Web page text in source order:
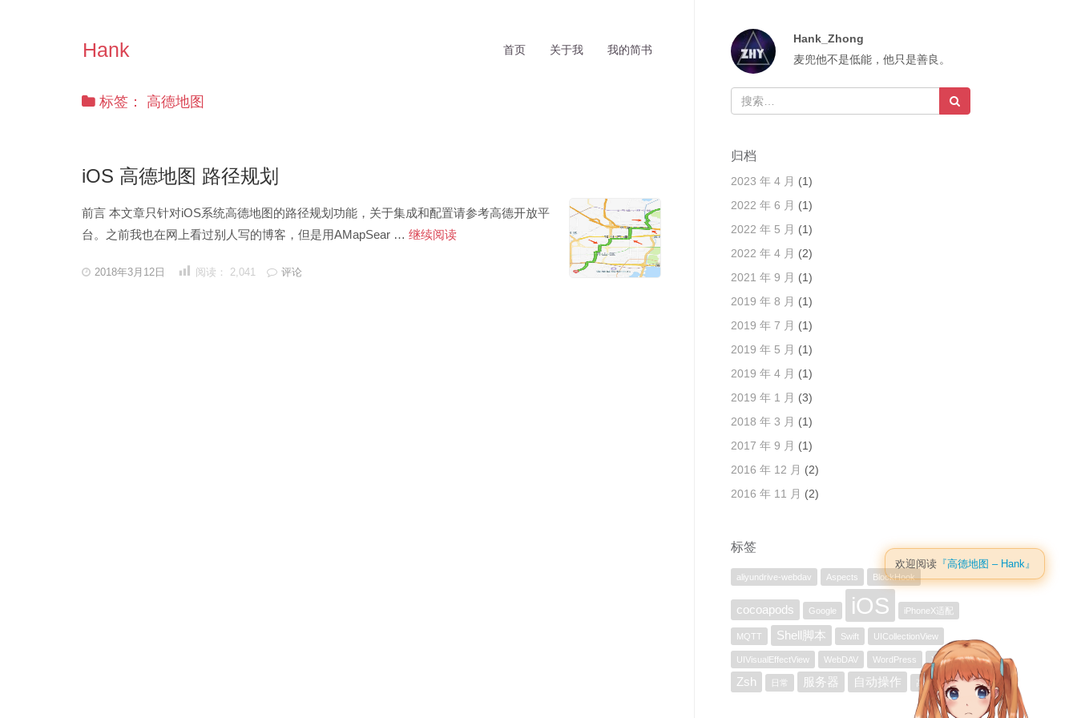
Hank 首页 关于我 我的简书
标签： 高德地图
iOS 高德地图 路径规划
前言 本文章只针对iOS系统高德地图的路径规划功能，关于集成和配置请参考高德开放平
台。之前我也在网上看过别人写的博客，但是用AMapSear … 继续阅读iOS
发
表
2018年3月12日 阅读： 2,041 评论
Hank_Zhong
麦兜他不是低能，他只是善良。
归档
2023 年 4 月 (1)
2022 年 6 月 (1)
2022 年 5 月 (1)
2022 年 4 月 (2)
2021 年 9 月 (1)
2019 年 8 月 (1)
2019 年 7 月 (1)
2019 年 5 月 (1)
2019 年 4 月 (1)
2019 年 1 月 (3)
2018 年 3 月 (1)
2017 年 9 月 (1)
2016 年 12 月 (2)
2016 年 11 月 (2)
标签
aliyundrive-webdav Aspects BlockHook
cocoapods Google iOS iPhoneX适配
MQTT Shell脚本 Swift UICollectionView
UIVisualEffectView WebDAV WordPress Xcode
Zsh 日常 服务器 自动操作 高德地图
欢迎阅读『高德地图 – Hank』